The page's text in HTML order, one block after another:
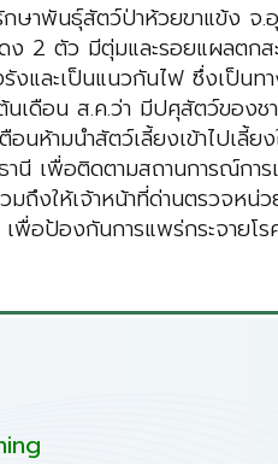
าพันธุ์สัตว์ป่าห้วยขาแข้ง จ
ตัว มีตุ่มและรอยแผลตกส
ละเป็นแนวกันไฟ ซึ่งเป็นท
อน ส.ค.ว่า มีปศุสัตว์ของช
ามนำสัตว์เลี้ยงเข้าไปเลี้
านี เพื่อติดตามสถานการณ์ก
มถึงให้เจ้าหน้าที่ด่านตรวจ
พื่อป้องกันการแพร่กระจายโ